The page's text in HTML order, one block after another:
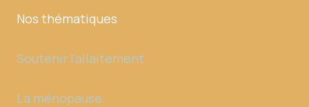
Nos thématiques
Soutenir l'allaitement
La ménopause